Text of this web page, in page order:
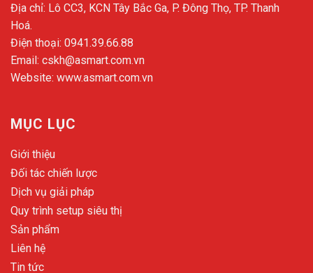
Địa chỉ: Lô CC3, KCN Tây Bắc Ga, P. Đông Thọ, TP. Thanh
Hoá.
Điện thoại: 0941.39.66.88
Email: cskh@asmart.com.vn
Website: www.asmart.com.vn
MỤC LỤC
Giới thiệu
Đối tác chiến lược
Dịch vụ giải pháp
Quy trình setup siêu thị
Sản phẩm
Liên hệ
Tin tức